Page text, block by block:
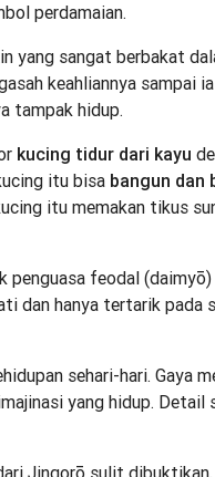
perdamaian.
yang sangat berbakat
keahliannya sampai
tampak hidup.
kucing tidur dari kayu
itu bisa bangun dan
itu memakan tikus
penguasa feodal
dan hanya tertarik pada
sehari-hari. Gaya
yang hidup. Detail
Jingorō sulit